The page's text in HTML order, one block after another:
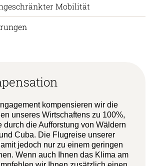
Mobilität
kompensieren wir die
unseres Wirtschaftens zu 100%,
durch die Aufforstung von Wäldern
Cuba. Die Flugreise unserer
jedoch nur zu einem geringen
Wenn auch Ihnen das Klima am